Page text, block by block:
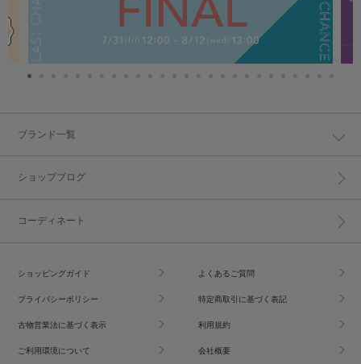
ブランド一覧
ショップブログ
コーディネート
ショッピングガイド よくあるご質問
プライバシーポリシー 特定商取引に基づく表記
古物営業法に基づく表示 利用規約
ご利用環境について 会社概要